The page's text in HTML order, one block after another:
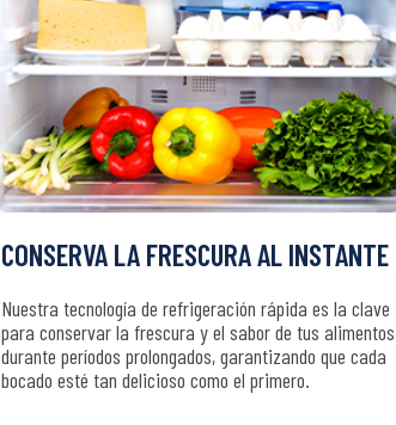
CONSERVA LA FRESCURA AL INSTANTE
Nuestra tecnología de refrigeración rápida es la clave
para conservar la frescura y el sabor de tus alimentos
durante períodos prolongados, garantizando que cada
bocado esté tan delicioso como el primero.